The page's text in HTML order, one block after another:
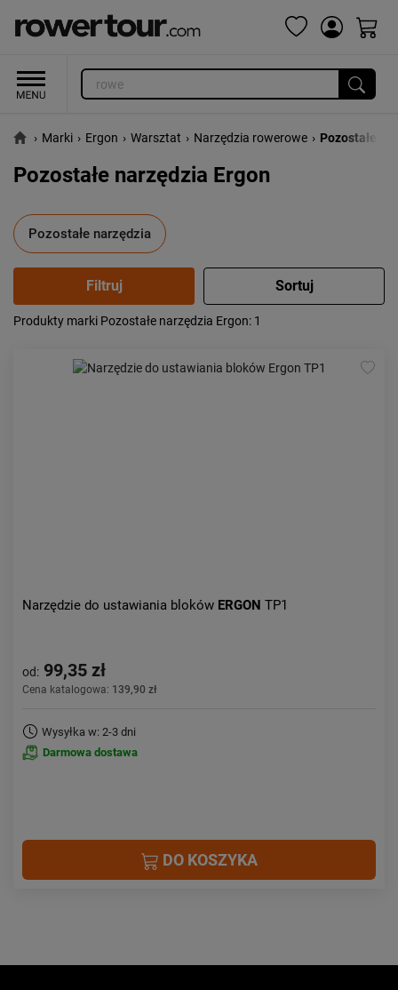
› Marki › Ergon › Warsztat › Narzędzia rowerowe › Pozostałe
Pozostałe narzędzia Ergon
Pozostałe narzędzia
Popularność:
od najwyższej
Produkty marki Pozostałe narzędzia Ergon: 1
Narzędzie do ustawiania bloków ERGON TP1
od: 99,35 zł
Cena katalogowa: 139,90 zł
Wysyłka w: 2-3 dni
Darmowa dostawa
DO KOSZYKA